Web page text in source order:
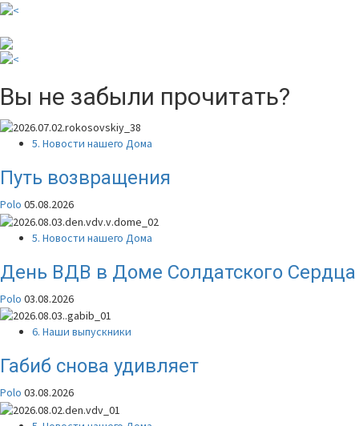
Вы не забыли прочитать?
5. Новости нашего Дома
Путь возвращения
Polo 05.08.2026
5. Новости нашего Дома
День ВДВ в Доме Солдатского Сердца
Polo 03.08.2026
6. Наши выпускники
Габиб снова удивляет
Polo 03.08.2026